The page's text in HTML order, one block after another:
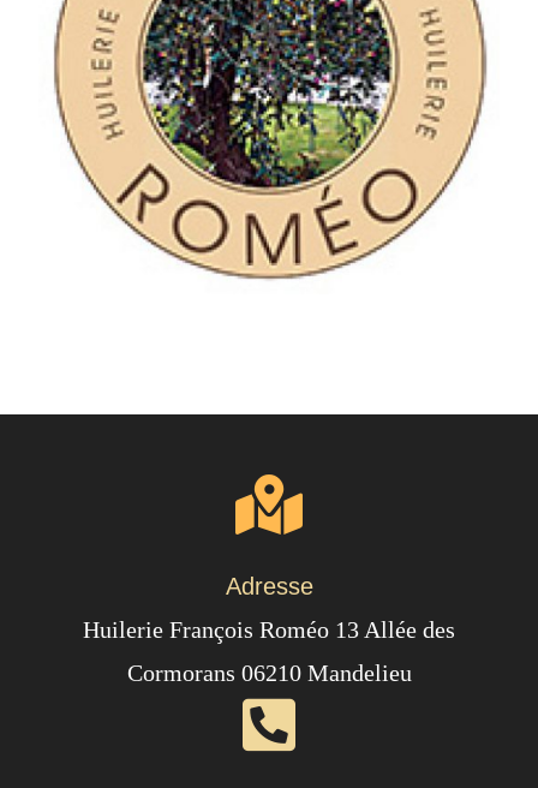
Adresse
Huilerie François Roméo 13 Allée des
Cormorans 06210 Mandelieu